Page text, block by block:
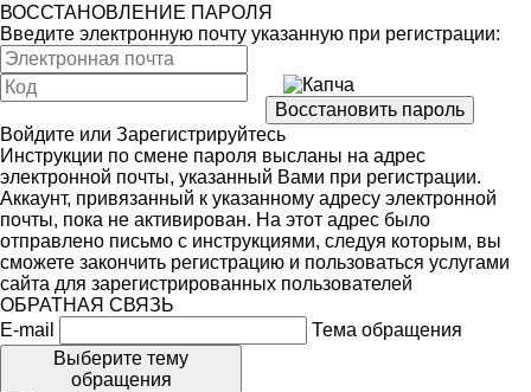
ВОССТАНОВЛЕНИЕ ПАРОЛЯ
Введите электронную почту указанную при регистрации:
Войдите или Зарегистрируйтесь
Инструкции по смене пароля высланы на адрес
электронной почты, указанный Вами при регистрации.
Аккаунт, привязанный к указанному адресу электронной
почты, пока не активирован. На этот адрес было
отправлено письмо с инструкциями, следуя которым, вы
сможете закончить регистрацию и пользоваться услугами
сайта для зарегистрированных пользователей
ОБРАТНАЯ СВЯЗЬ
E-mail
Тема обращения
Выберите тему
обращения